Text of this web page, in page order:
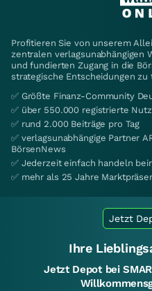
Profitieren Sie von unserem
zentralen verlagsunabhängigen
und fundierten Zugang in die
strategische Entscheidungen zu
✅ Größte Finanz-Community
✅ über 550.000 registrierte
✅ rund 2.000 Beiträge pro Tag
✅ verlagsunabhängige Partner
BörsenNews
✅ Jederzeit einfach handeln
✅ mehr als 25 Jahre
Jetzt
Ihre
Jetzt Depot bei